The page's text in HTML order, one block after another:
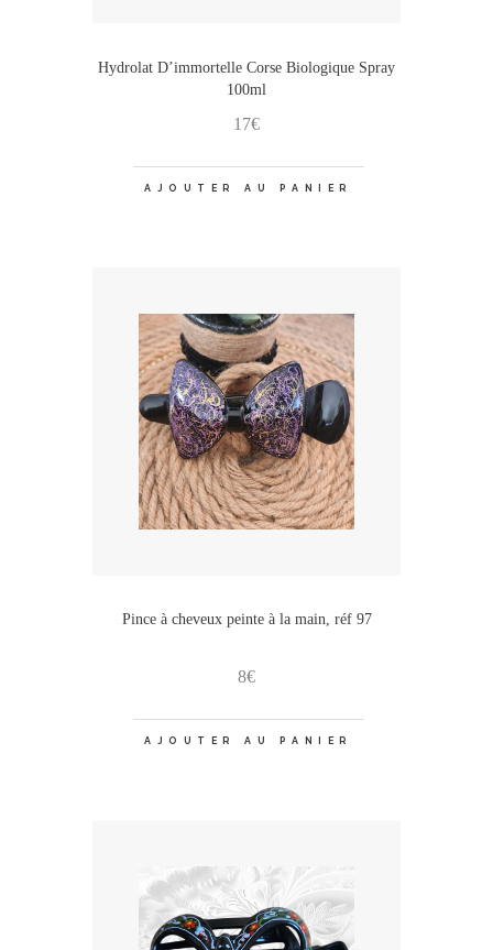
Hydrolat D’immortelle Corse Biologique Spray
100ml
17€
AJOUTER AU PANIER
Pince à cheveux peinte à la main, réf 97
8€
AJOUTER AU PANIER